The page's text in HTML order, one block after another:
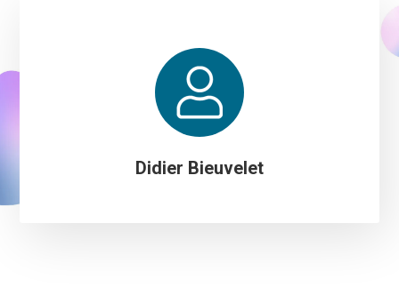
Didier Bieuvelet